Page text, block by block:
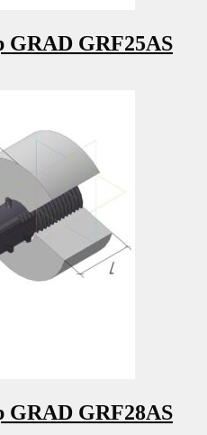
GRAD GRF25AS
GRAD GRF28AS